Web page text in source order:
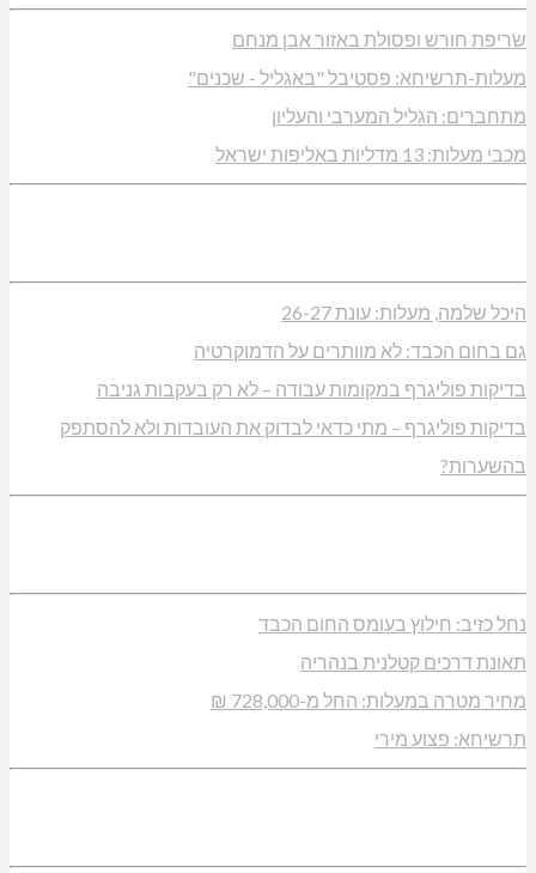
שריפת חורש ופסולת באזור אבן מנחם
מעלות-תרשיחא: פסטיבל "באגליל - שכנים"
מתחברים: הגליל המערבי והעליון
מכבי מעלות: 13 מדליות באליפות ישראל
היכל שלמה, מעלות: עונת 26-27
גם בחום הכבד: לא מוותרים על הדמוקרטיה
בדיקות פוליגרף במקומות עבודה – לא רק בעקבות גניבה
בדיקות פוליגרף – מתי כדאי לבדוק את העובדות ולא להסתפק
בהשערות?
נחל כזיב: חילוץ בעומס החום הכבד
תאונת דרכים קטלנית בנהריה
מחיר מטרה במעלות: החל מ-728,000 ₪
תרשיחא: פצוע מירי